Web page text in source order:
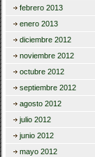
febrero 2013
enero 2013
diciembre 2012
noviembre 2012
octubre 2012
septiembre 2012
agosto 2012
julio 2012
junio 2012
mayo 2012